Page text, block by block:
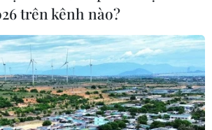
TẤN XÃ VIỆT NAM
TIẾN DUẨN
trên kênh nào?